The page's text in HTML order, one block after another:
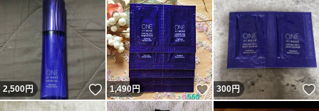
2,500円 いいね！
1,490円 いいね！
300円